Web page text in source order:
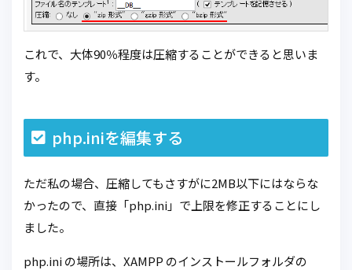
これで、大体90％程度は圧縮することができると思いま
す。
php.iniを編集する
ただ私の場合、圧縮してもさすがに2MB以下にはならな
かったので、直接「php.ini」で上限を修正することにし
ました。
php.ini の場所は、XAMPP のインストールフォルダの